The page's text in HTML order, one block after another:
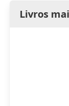
Livros